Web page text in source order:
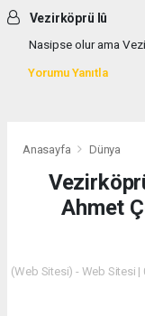
Vezirköprü lû
Nasipse olur ama
Yorumu Yanıtla
Anasayfa Dünya
Ahmet
(Web Sitesi) - Web Sitesi |